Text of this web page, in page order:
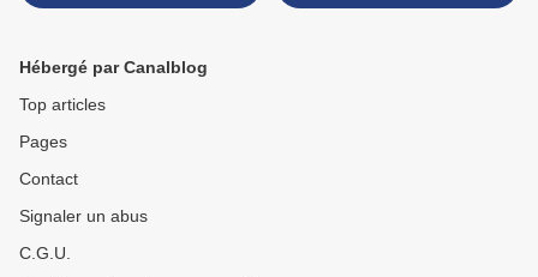
Hébergé par Canalblog
Top articles
Pages
Contact
Signaler un abus
C.G.U.